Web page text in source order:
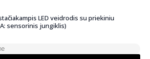
LED veidrodis su priekiniu
sensorinis jungiklis)